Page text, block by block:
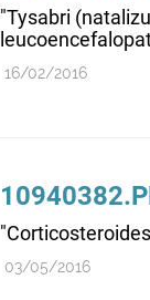
"Tysabri
16/02/2016
03/05/2016